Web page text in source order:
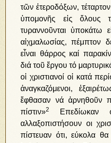
τῶν ἑτεροδόξων,
ὑπομονῆς εἰς ὅλους
τυραννοῦνται ὑποκάτω
αἰχμαλωσίας, πέμπτον
εἶναι θάρρος καί
διά τοῦ ἔργου τό
οἱ χριστιανοί οἱ κατά
ἀναγκαζόμενοι,
ἔφθασαν νά ἀρνηθοῦν
πίστιν»2
Επεδίωκαν
αλλαξοπιστήσουν οι
πίστευαν ότι, εύκολα